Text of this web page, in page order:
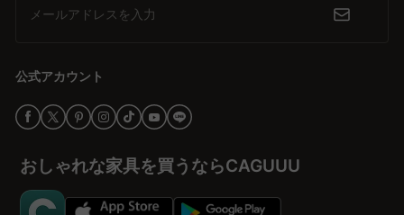
安心のサービスと保証
ールームを活用することで、購入前に理想のインテリアをイメージ
しやすくなっています。多くの高評価レビューも、信頼の証です。
今すぐCAGUUUの洗面所収納棚をチェックし、理想のスペースを実
現する一歩を踏み出しましょう。収納の悩みを解消し、毎日の生活
メールアドレスを入力
公式アカウント
おしゃれな家具を買うならCAGUUU